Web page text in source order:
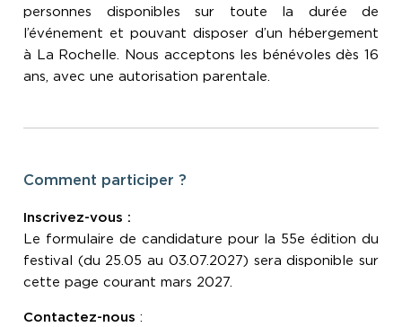
personnes disponibles sur toute la durée de
l’événement et pouvant disposer d’un hébergement
à La Rochelle. Nous acceptons les bénévoles dès 16
ans, avec une autorisation parentale.
Comment participer ?
Inscrivez-vous :
Le formulaire de candidature pour la 55e édition du
festival (du 25.05 au 03.07.2027) sera disponible sur
cette page courant mars 2027.
Contactez-nous :